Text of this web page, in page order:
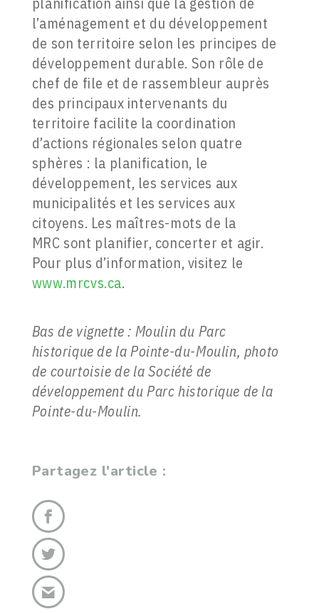
l’aménagement et du développement
de son territoire selon les principes de
développement durable. Son rôle de
chef de file et de rassembleur auprès
des principaux intervenants du
territoire facilite la coordination
d’actions régionales selon quatre
sphères : la planification, le
développement, les services aux
municipalités et les services aux
citoyens. Les maîtres-mots de la
MRC sont planifier, concerter et agir.
Pour plus d’information, visitez le
www.mrcvs.ca.
Bas de vignette : Moulin du Parc
historique de la Pointe-du-Moulin, photo
de courtoisie de la Société de
développement du Parc historique de la
Pointe-du-Moulin.
Partagez l'article :